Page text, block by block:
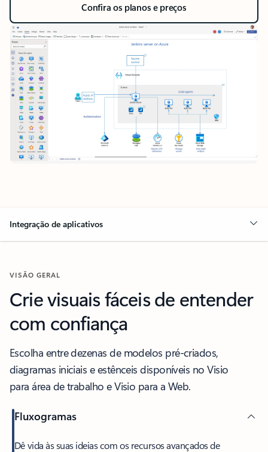
Confira os planos e preços
Integração de aplicativos
VISÃO GERAL
Crie visuais fáceis de entender
com confiança
Escolha entre dezenas de modelos pré-criados,
diagramas iniciais e estênceis disponíveis no Visio
para área de trabalho e Visio para a Web.
Fluxogramas
Dê vida às suas ideias com os recursos avançados de